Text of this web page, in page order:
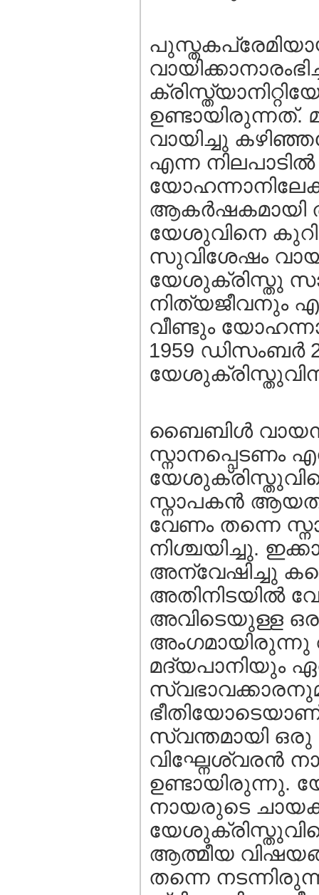
വായിച്ചു
എന്ന നിലപാടില്‍
ആകര്‍ഷകമായി
യേശുവിനെ
സുവിശേഷം
യേശുക്രിസ്തു
നിത്യജീവനും
വീണ്ടും
1959 ഡിസംബര്‍
ബൈബിള്‍
സ്നാനപ്പെടണം
സ്നാപകന്‍
വേണം തന്നെ
നിശ്ചയിച്ചു.
അന്വേഷിച്ചു
അതിനിടയില്‍
അവിടെയുള്ള
അംഗമായിരുന്നു
മദ്യപാനിയും
സ്വന്തമായി ഒരു
വിഘ്നേശ്വരന്‍
ഉണ്ടായിരുന്നു.
നായരുടെ
ആത്മീയ
തന്നെ